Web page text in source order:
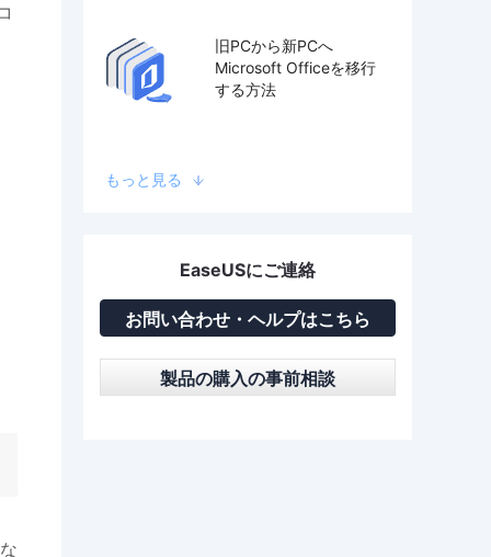
旧PCから新PCへ
Microsoft Officeを移行
する方法
もっと見る
EaseUSにご連絡
お問い合わせ・ヘルプはこちら
製品の購入の事前相談